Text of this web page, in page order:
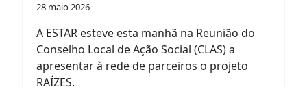
28 maio 2026
A ESTAR esteve esta manhã na Reunião do
Conselho Local de Ação Social (CLAS) a
apresentar à rede de parceiros o projeto
RAÍZES.